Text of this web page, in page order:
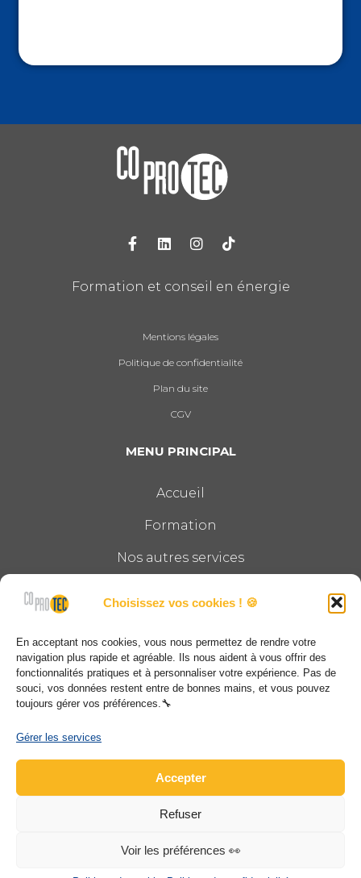
Choisissez vos cookies ! 🍪
En acceptant nos cookies, vous nous permettez de rendre votre
navigation plus rapide et agréable. Ils nous aident à vous offrir des
fonctionnalités pratiques et à personnaliser votre expérience. Pas de
souci, vos données restent entre de bonnes mains, et vous pouvez
toujours gérer vos préférences.🔧
Gérer les services
Accepter
Refuser
Voir les préférences 👀
Formation et conseil en énergie
Mentions légales
Politique de confidentialité
Plan du site
CGV
MENU PRINCIPAL
Accueil
Formation
Nos autres services
Contact
COPROTEC
03 69 28 89 00
contact@coprotec.net
www.coprotec.net